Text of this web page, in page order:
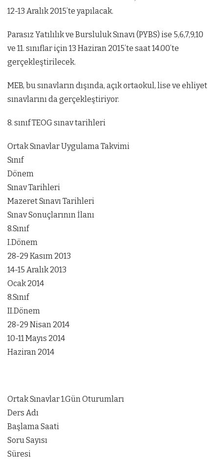
12-13 Aralık 2015’te yapılacak.
Parasız Yatılılık ve Bursluluk Sınavı (PYBS) ise 5,6,7,9,10
ve 11. sınıflar için 13 Haziran 2015’te saat 14.00’te
gerçekleştirilecek.
MEB, bu sınavların dışında, açık ortaokul, lise ve ehliyet
sınavlarını da gerçekleştiriyor.
8. sınıf TEOG sınav tarihleri
Ortak Sınavlar Uygulama Takvimi
Sınıf
Dönem
Sınav Tarihleri
Mazeret Sınavı Tarihleri
Sınav Sonuçlarının İlanı
8.Sınıf
I.Dönem
28-29 Kasım 2013
14-15 Aralık 2013
Ocak 2014
8.Sınıf
II.Dönem
28-29 Nisan 2014
10-11 Mayıs 2014
Haziran 2014
Ortak Sınavlar 1.Gün Oturumları
Ders Adı
Başlama Saati
Soru Sayısı
Süresi